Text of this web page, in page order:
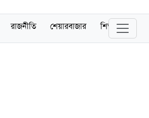
রাজনীতি শেয়ারবাজার শিক্ষা